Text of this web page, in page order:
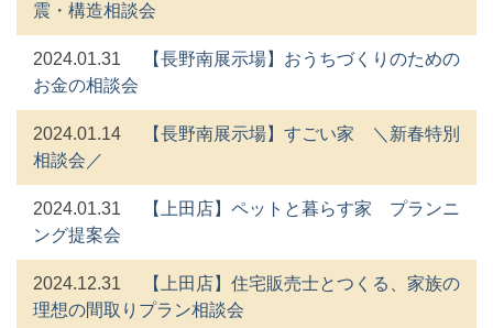
震・構造相談会
2024.01.31
【長野南展示場】おうちづくりのための
お金の相談会
2024.01.14
【長野南展示場】すごい家 ＼新春特別
相談会／
2024.01.31
【上田店】ペットと暮らす家 プランニ
ング提案会
2024.12.31
【上田店】住宅販売士とつくる、家族の
理想の間取りプラン相談会